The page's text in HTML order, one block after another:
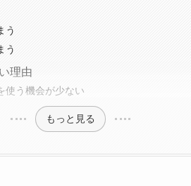
う
う
理由
使う機会が少ない
もっと見る